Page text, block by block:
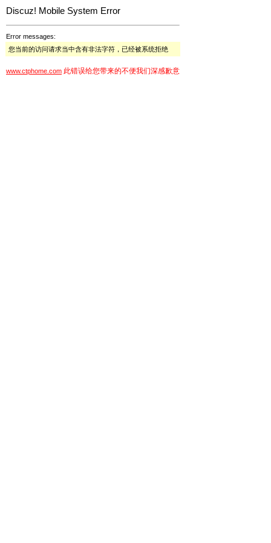
Discuz! Mobile System Error
Error messages:
您当前的访问请求当中含有非法字符，已经被系统拒绝
www.ctphome.com 此错误给您带来的不便我们深感歉意